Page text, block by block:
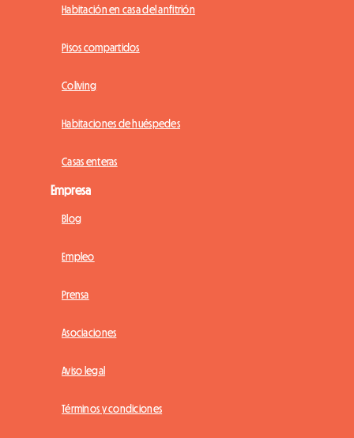
Habitación en casa del anfitrión
Pisos compartidos
Coliving
Habitaciones de huéspedes
Casas enteras
Empresa
Blog
Empleo
Prensa
Asociaciones
Aviso legal
Términos y condiciones